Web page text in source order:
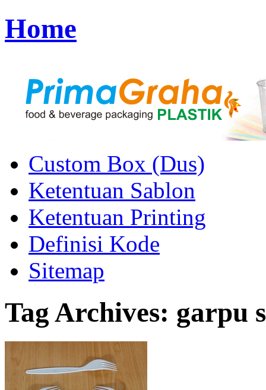
Home
Custom Box (Dus)
Ketentuan Sablon
Ketentuan Printing
Definisi Kode
Sitemap
Tag Archives: garpu